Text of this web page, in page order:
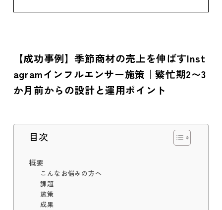
【成功事例】季節商材の売上を伸ばすInst
agramインフルエンサー施策｜繁忙期2〜3
か月前からの設計と運用ポイント
目次
概要
こんなお悩みの方へ
課題
施策
成果